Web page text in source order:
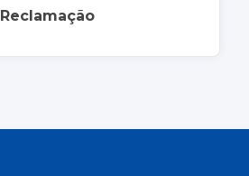
Reclamação